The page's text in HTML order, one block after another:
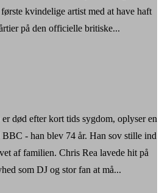
kvindelige artist med at have haft
på den officielle britiske...
død efter kort tids sygdom, oplyser en
- han blev 74 år. Han sov stille ind
af familien. Chris Rea lavede hit på
som DJ og stor fan at må...